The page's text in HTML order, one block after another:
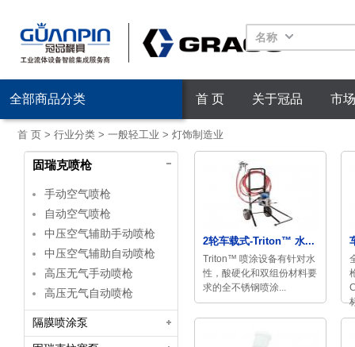
名称
首 页 关于冠品 市
全部商品分类
首 页> 行业分类> 一般轻工业 > 灯饰制造业
固瑞克喷枪
手动空气喷枪
自动空气喷枪
中压空气辅助手动喷枪
中压空气辅助自动喷枪
高压无气手动喷枪
高压无气自动喷枪
隔膜喷涂泵
2轮车载式-Triton™ 水...
Triton™ 喷涂设备有针对水
性，酸硬化和双组份材料要
求的全不锈钢喷涂...